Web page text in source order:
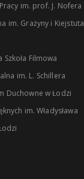
im. prof. J. Nofera
im. Grażyny i Kiejstuta
Szkoła Filmowa
im. L. Schillera
Duchowne w Łodzi
im. Władysława